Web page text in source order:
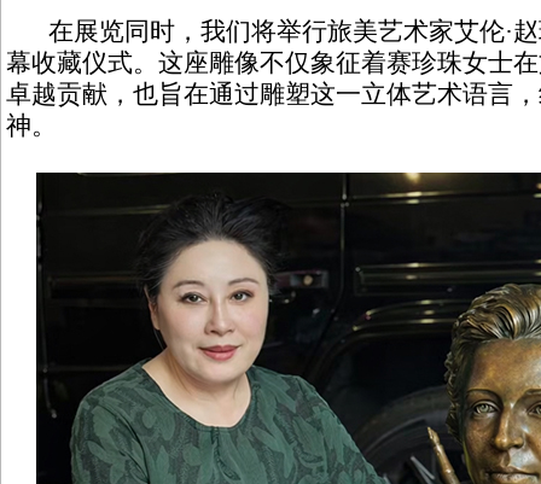
在展览同时，我们将举行旅美艺术家艾伦·
幕收藏仪式。这座雕像不仅象征着赛珍珠女士
卓越贡献，也旨在通过雕塑这一立体艺术语言
神。